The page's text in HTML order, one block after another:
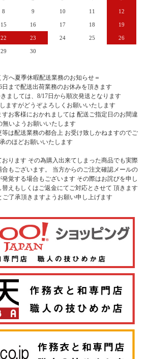
8 9 10 11 12
15 16 17 18 19
22 23 24 25 26
29 30
方へ夏季休暇配送業務のお知らせ＝
日まで配送出荷業務のお休みを頂きます
ましては、8/17日から順次発送となります
ますがどうぞよろしくお願いいたします
お客様におかれましては 配送ご指定日のお間違
無いようお願いいたします
は配送業務の都合上 お受け致しかねますのでご
のほどお願いいたします
ります その為購入出来てしまった商品でも実際
もございます。 当方からのご注文確認メールの
覚する場合もございます その際はお詫びを申し
えもしくはご返金にてご対応とさせて 頂きます
ご了承頂きますようお願い申し上げます